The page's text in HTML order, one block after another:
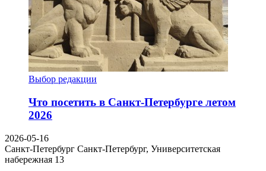
Выбор редакции
Что посетить в Санкт-Петербурге летом
2026
2026-05-16
Санкт-Петербург Санкт-Петербург, Университетская
набережная 13